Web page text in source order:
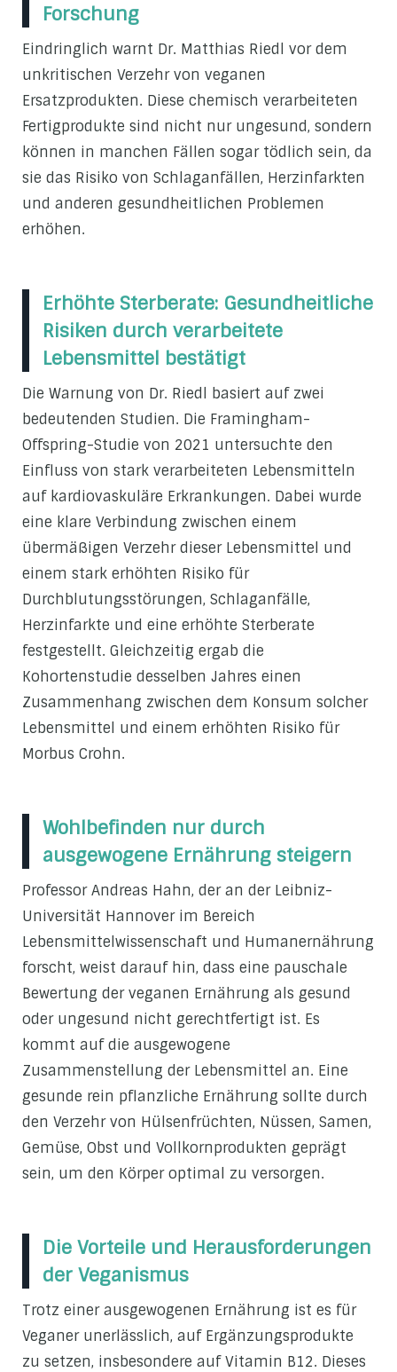
Forschung
Eindringlich warnt Dr. Matthias Riedl vor dem
unkritischen Verzehr von veganen
Ersatzprodukten. Diese chemisch verarbeiteten
Fertigprodukte sind nicht nur ungesund, sondern
können in manchen Fällen sogar tödlich sein, da
sie das Risiko von Schlaganfällen, Herzinfarkten
und anderen gesundheitlichen Problemen
erhöhen.
Erhöhte Sterberate: Gesundheitliche
Risiken durch verarbeitete
Lebensmittel bestätigt
Die Warnung von Dr. Riedl basiert auf zwei
bedeutenden Studien. Die Framingham-
Offspring-Studie von 2021 untersuchte den
Einfluss von stark verarbeiteten Lebensmitteln
auf kardiovaskuläre Erkrankungen. Dabei wurde
eine klare Verbindung zwischen einem
übermäßigen Verzehr dieser Lebensmittel und
einem stark erhöhten Risiko für
Durchblutungsstörungen, Schlaganfälle,
Herzinfarkte und eine erhöhte Sterberate
festgestellt. Gleichzeitig ergab die
Kohortenstudie desselben Jahres einen
Zusammenhang zwischen dem Konsum solcher
Lebensmittel und einem erhöhten Risiko für
Morbus Crohn.
Wohlbefinden nur durch
ausgewogene Ernährung steigern
Professor Andreas Hahn, der an der Leibniz-
Universität Hannover im Bereich
Lebensmittelwissenschaft und Humanernährung
forscht, weist darauf hin, dass eine pauschale
Bewertung der veganen Ernährung als gesund
oder ungesund nicht gerechtfertigt ist. Es
kommt auf die ausgewogene
Zusammenstellung der Lebensmittel an. Eine
gesunde rein pflanzliche Ernährung sollte durch
den Verzehr von Hülsenfrüchten, Nüssen, Samen,
Gemüse, Obst und Vollkornprodukten geprägt
sein, um den Körper optimal zu versorgen.
Die Vorteile und Herausforderungen
der Veganismus
Trotz einer ausgewogenen Ernährung ist es für
Veganer unerlässlich, auf Ergänzungsprodukte
zu setzen, insbesondere auf Vitamin B12. Dieses